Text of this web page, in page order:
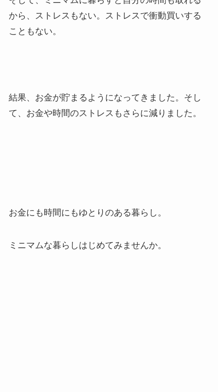
から、ストレスもない。ストレスで衝動買いする
こともない。
結果、お金が貯まるようになってきました。そし
て、お金や時間のストレスもさらに減りました。
お金にも時間にもゆとりのある暮らし。
ミニマムな暮らしはじめてみませんか。